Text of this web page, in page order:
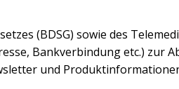
(BDSG) sowie des
Bankverbindung etc.) zur
und